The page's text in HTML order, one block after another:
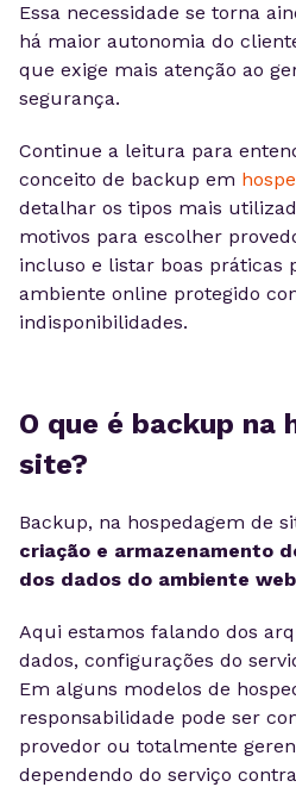
Essa necessidade se torna
há maior autonomia do
que exige mais atenção ao
segurança.
Continue a leitura para
conceito de backup em
detalhar os tipos mais
motivos para escolher
incluso e listar boas práticas
ambiente online protegido
indisponibilidades.
O que é backup na
site?
Backup, na hospedagem de
criação e armazenamento
dos dados do ambiente web
Aqui estamos falando dos
dados, configurações do
Em alguns modelos de
responsabilidade pode ser
provedor ou totalmente
dependendo do serviço